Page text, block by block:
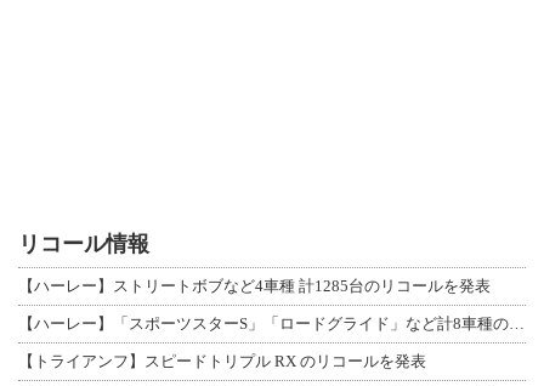
リコール情報
【ハーレー】ストリートボブなど4車種 計1285台のリコールを発表
【トライアンフ】スピードトリプル RX のリコールを発表